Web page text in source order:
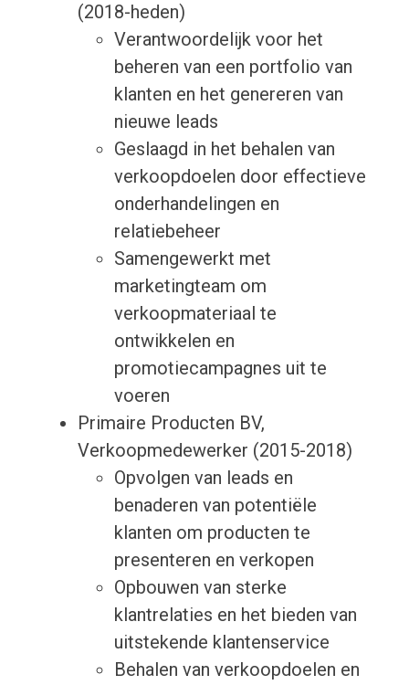
(2018-heden)
Verantwoordelijk voor het
beheren van een portfolio van
klanten en het genereren van
nieuwe leads
Geslaagd in het behalen van
verkoopdoelen door effectieve
onderhandelingen en
relatiebeheer
Samengewerkt met
marketingteam om
verkoopmateriaal te
ontwikkelen en
promotiecampagnes uit te
voeren
Primaire Producten BV,
Verkoopmedewerker (2015-2018)
Opvolgen van leads en
benaderen van potentiële
klanten om producten te
presenteren en verkopen
Opbouwen van sterke
klantrelaties en het bieden van
uitstekende klantenservice
Behalen van verkoopdoelen en